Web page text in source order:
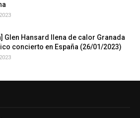
Glen Hansard llena de calor Granada
concierto en España (26/01/2023)